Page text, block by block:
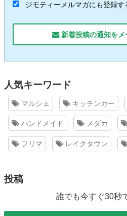
ジモティーメルマガにも登録す
新着投稿の通知をメ
人気キーワード
マルシェ キッチンカー
ハンドメイド メダカ
フリマ レイクタウン
投稿
誰でも今すぐ30秒